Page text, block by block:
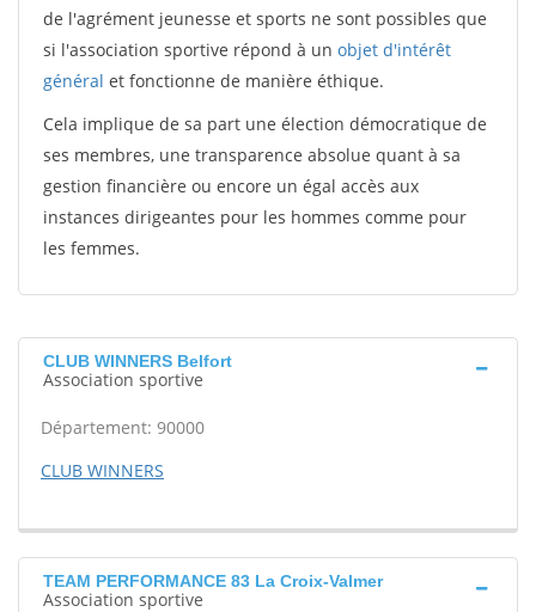
de l'agrément jeunesse et sports ne sont possibles que
si l'association sportive répond à un objet d'intérêt
général et fonctionne de manière éthique.
Cela implique de sa part une élection démocratique de
ses membres, une transparence absolue quant à sa
gestion financière ou encore un égal accès aux
instances dirigeantes pour les hommes comme pour
les femmes.
CLUB WINNERS Belfort
Association sportive
Département: 90000
CLUB WINNERS
TEAM PERFORMANCE 83 La Croix-Valmer
Association sportive